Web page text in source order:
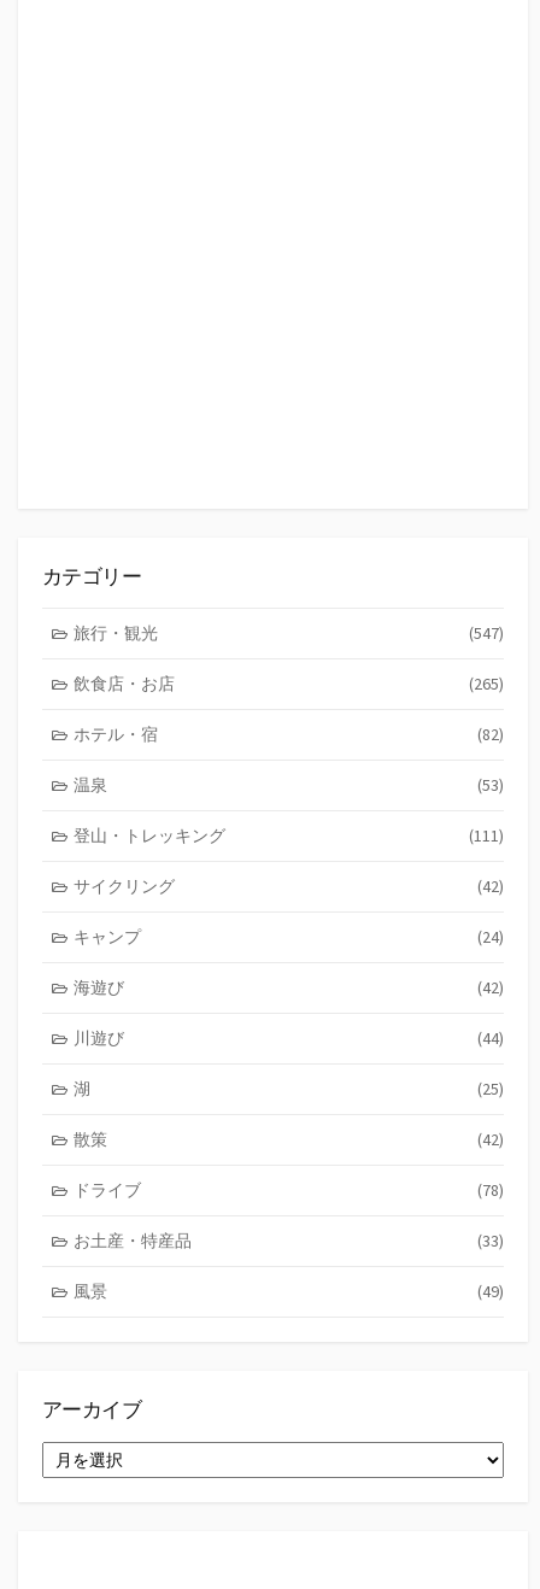
カテゴリー
旅行・観光 (547)
飲食店・お店 (265)
ホテル・宿 (82)
温泉 (53)
登山・トレッキング (111)
サイクリング (42)
キャンプ (24)
海遊び (42)
川遊び (44)
湖 (25)
散策 (42)
ドライブ (78)
お土産・特産品 (33)
風景 (49)
アーカイブ
ー